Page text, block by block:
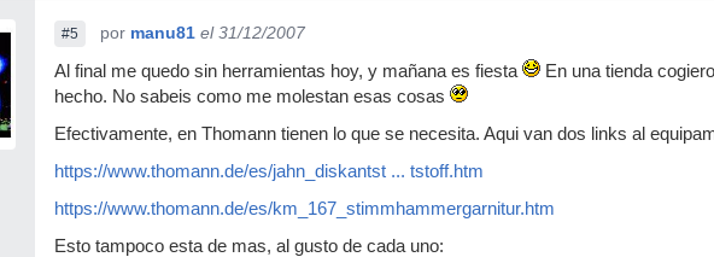
#5 por manu81 el 31/12/2007
Al final me quedo sin herramientas hoy, y mañana es fiesta
En una tienda
hecho. No sabeis como me molestan esas cosas
Efectivamente, en Thomann tienen lo que se necesita. Aqui van dos links al
https://www.thomann.de/es/jahn_diskantst ... tstoff.htm
https://www.thomann.de/es/km_167_stimmhammergarnitur.htm
Esto tampoco esta de mas, al gusto de cada uno: